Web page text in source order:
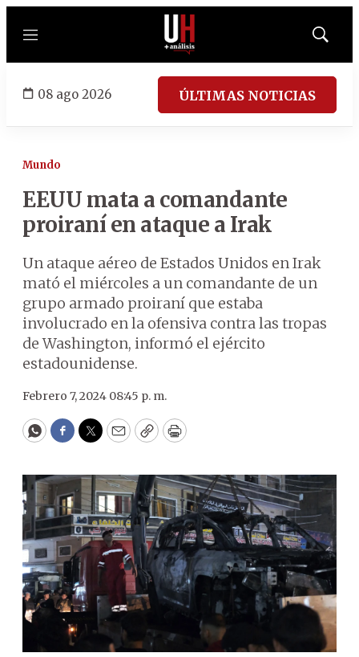
Menú
Mostrar
08 ago 2026 ÚLTIMAS NOTICIAS
Mundo
EEUU mata a comandante
proiraní en ataque a Irak
Un ataque aéreo de Estados Unidos en Irak
mató el miércoles a un comandante de un
grupo armado proiraní que estaba
involucrado en la ofensiva contra las tropas
de Washington, informó el ejército
estadounidense.
Febrero 7, 2024 08:45 p. m.
WhatsApp
Facebook
Twitter
EmailCopyPrint